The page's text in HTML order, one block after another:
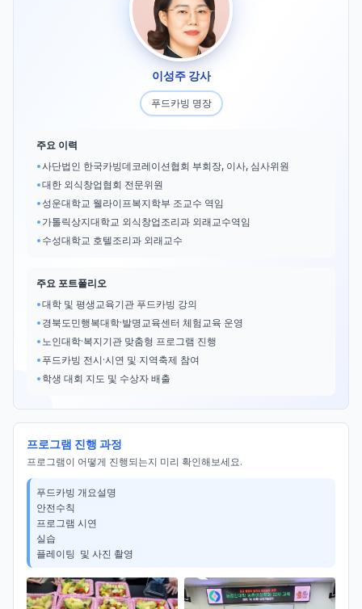
이성주 강사
푸드카빙 명장
주요 이력
•사단법인 한국카빙데코레이션협회 부회장, 이사, 심사위원
•대한 외식창업협회 전문위원
• 성운대학교 웰라이프복지학부 조교수 역임
• 가톨릭상지대학교 외식창업조리과 외래교수역임
• 수성대학교 호텔조리과 외래교수
주요 포트폴리오
•대학 및 평생교육기관 푸드카빙 강의
• 경북도민행복대학·발명교육센터 체험교육 운영
• 노인대학·복지기관 맞춤형 프로그램 진행
• 푸드카빙 전시·시연 및 지역축제 참여
• 학생 대회 지도 및 수상자 배출
프로그램 진행 과정
프로그램이 어떻게 진행되는지 미리 확인해보세요.
푸드카빙 개요설명
안전수칙
프로그램 시연
실습
플레이팅  및 사진 촬영